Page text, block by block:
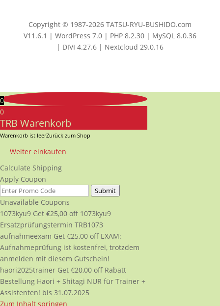
Copyright © 1987-2026 TATSU-RYU-BUSHIDO.com
V11.6.1 | WordPress 7.0 | PHP 8.2.30 | MySQL 8.0.36
| DIVI 4.27.6 | Nextcloud 29.0.16
0
0
TRB Warenkorb
Warenkorb ist leerZurück zum Shop
Weiter einkaufen
Calculate Shipping
Apply Coupon
Submit
Unavailable Coupons
1073kyu9 Get €25,00 off 1073kyu9
Ersatzprüfungstermin TRB1073
aufnahmeexam Get €25,00 off EXAM:
Aufnahmeprüfung ist kostenfrei, trotzdem
anmelden mit diesem Gutschein!
haori2025trainer Get €20,00 off Rabatt
Bestellung Haori + Shitagi NUR für Trainer +
Assistenten! bis 31.07.2025
Zum Inhalt springen